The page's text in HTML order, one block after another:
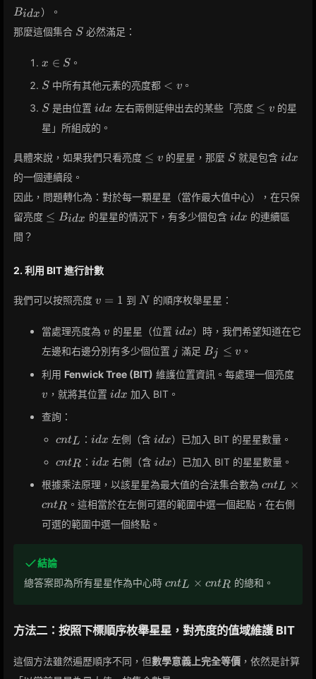
Bidx）。
那麼這個集合 S
S必然滿足：
x
S
x ∈ S 。
S
S中所有其他元素的亮度都 <
< v 。
S
S是由位置 idx
idx 左右兩側延伸出去的某些「亮度 \le
≤ v 的星
星」所組成的。
具體來說，如果我們只看亮度 \le
≤ v 的星星，那麼 S
S 就是包含idx
idx
的一個連續段。
因此，問題轉化為：對於每一顆星星（當作最大值中心），在只保
留亮度 \le
≤ Bidx 的星星的情況下，有多少個包含 idx
idx 的連續區
間？
2. 利用 BIT 進行計數
我們可以按照亮度 v
1
v = 1 到 N
N 的順序枚舉星星：
當處理亮度為 v
v 的星星（位置 idx
idx）時，我們希望知道在它
左邊和右邊分別有多少個位置 jj 滿足 B_j
\le
v
Bj ≤ v 。
利用 Fenwick Tree (BIT) 維護位置資訊。每處理一個亮度
v ，就將其位置 idx
idx 加入 BIT。
查詢：
cnt_L
cntL ： idx
idx 左側（含 idx
idx）已加入 BIT 的星星數量。
cnt_R
cntR ： idx
idx 右側（含 idx
idx）已加入 BIT 的星星數量。
根據乘法原理，以該星星為最大值的合法集合數為 cnt_L
cnt_R
cntL ×
cntR 。這相當於在左側可選的範圍中選一個起點，在右側
可選的範圍中選一個終點。
結論
總答案即為所有星星作為中心時 cnt_L
cntL × cntR 的總和。
方法二：按照下標順序枚舉星星，對亮度的值域維護 BIT
這個方法雖然遍歷順序不同，但數學意義上完全等價 ，依然是計算